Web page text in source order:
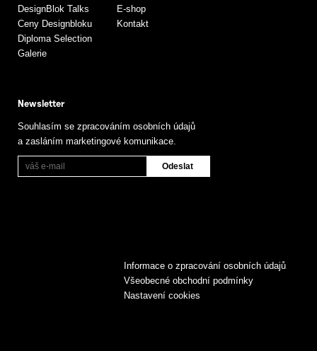
DesignBlok Talks
Ceny Designbloku
Diploma Selection
Galerie
E-shop
Kontakt
Newsletter
Souhlasím se zpracováním osobních údajů
a zasláním marketingové komunikace.
Informace o zpracování osobních údajů
Všeobecné obchodní podmínky
Nastavení cookies